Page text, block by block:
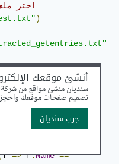
// اختر
)
"test_sub.txt" , true
f => f.Name ==